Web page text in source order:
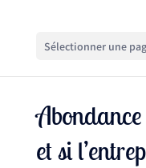
Sélectionner une
et si